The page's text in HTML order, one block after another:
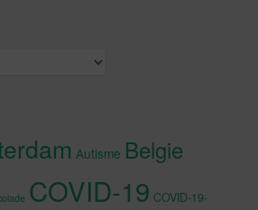
Autisme Belgie
COVID-19 COVID-19-